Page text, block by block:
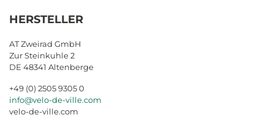
HERSTELLER
AT Zweirad GmbH
Zur Steinkuhle 2
DE 48341 Altenberge
+49 (0) 2505 9305 0
info@velo-de-ville.com
velo-de-ville.com